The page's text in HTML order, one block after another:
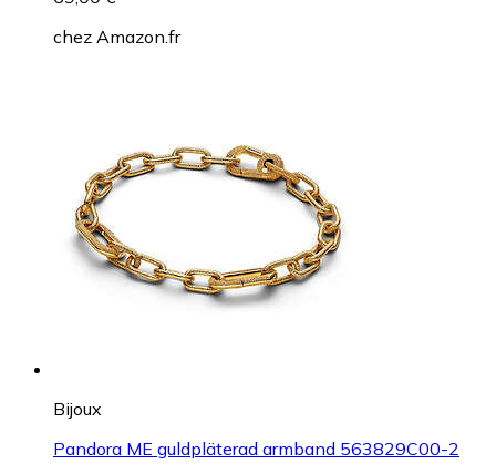
chez Amazon.fr
Bijoux
Pandora ME guldpläterad armband 563829C00-2